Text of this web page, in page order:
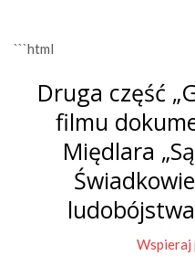
```html
Druga część
filmu
Międlara
Wspieraj